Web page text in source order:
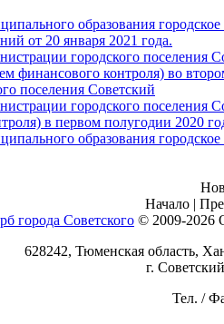
образования
от 20 января 2021 года.
городского
финансового контроля) во
поселения Советский
городского
в первом полугодии 2020
образования
Начало |
© 2009-2026
628242, Тюменская область,
г.
Тел. /